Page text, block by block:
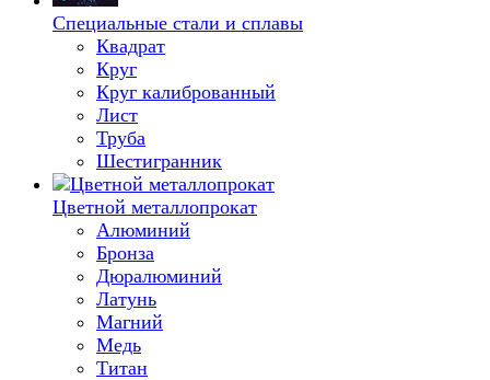
Специальные стали и сплавы
Квадрат
Круг
Круг калиброванный
Лист
Труба
Шестигранник
Цветной металлопрокат
Алюминий
Бронза
Дюралюминий
Латунь
Магний
Медь
Титан